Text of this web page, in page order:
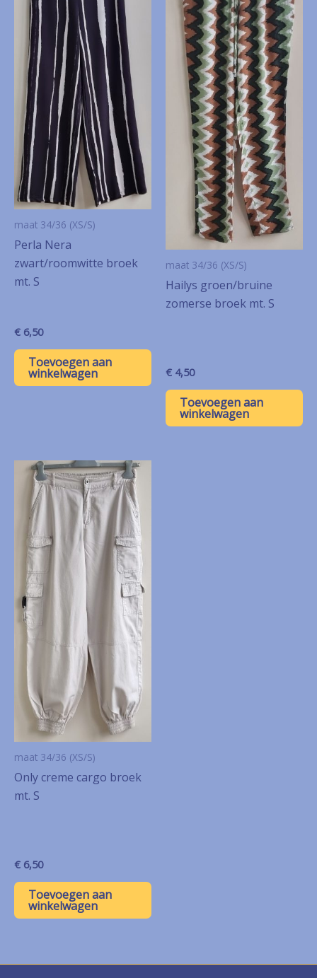
maat 34/36 (XS/S)
Perla Nera
zwart/roomwitte broek
mt. S
€ 6,50
Toevoegen aan
winkelwagen
maat 34/36 (XS/S)
Hailys groen/bruine
zomerse broek mt. S
€ 4,50
Toevoegen aan
winkelwagen
maat 34/36 (XS/S)
Only creme cargo broek
mt. S
€ 6,50
Toevoegen aan
winkelwagen